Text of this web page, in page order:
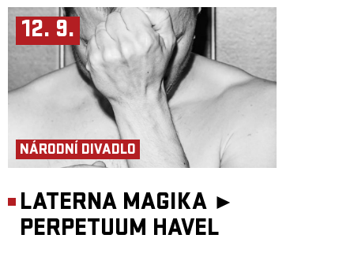
12. 9.
NÁRODNÍ DIVADLO
LATERNA MAGIKA ►
PERPETUUM HAVEL